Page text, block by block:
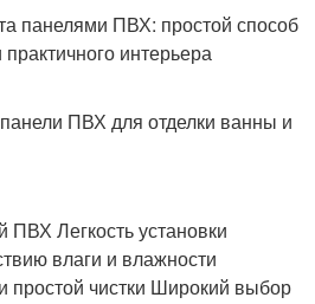
панелями ПВХ: простой способ
интерьера
ПВХ для отделки ванны и
Легкость установки
влаги и влажности
простой чистки Широкий выбор